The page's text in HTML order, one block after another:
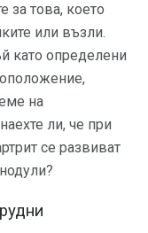
за това, което
или възли.
като определени
на
ли, че при
се развиват